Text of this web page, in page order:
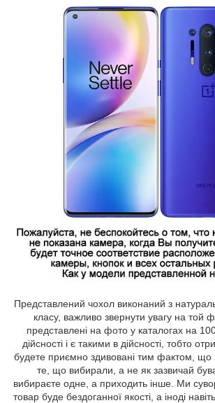
Представлений чохол виконаний з
класу, важливо звернути увагу на той
представлені на фото у каталогах на
дійсності і є такими в дійсності, тобто
будете приємно здивовані тим фактом, що
те, що вибирали, а не як зазвичай
вибираєте одне, а приходить інше. Ми
товар буде бездоганної якості, а іноді